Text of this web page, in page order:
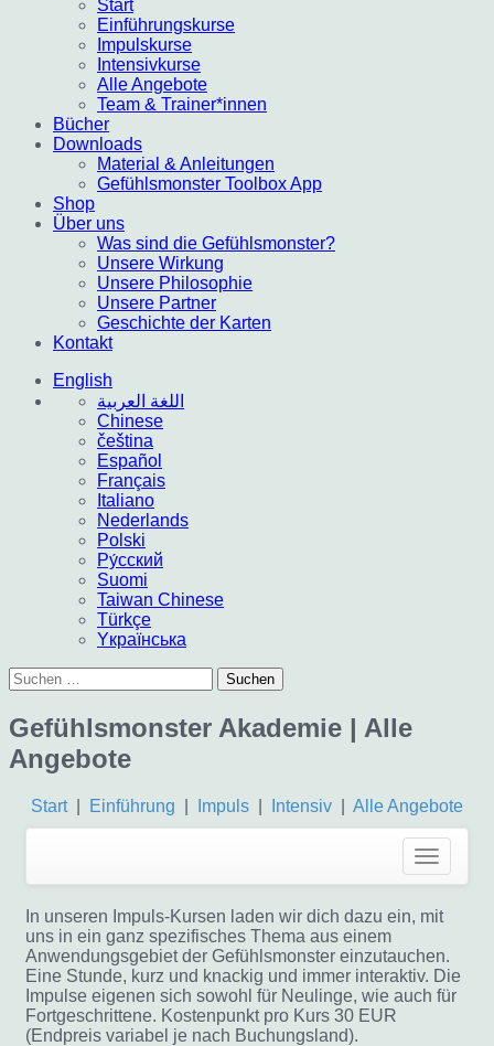
Start
Einführungskurse
Impulskurse
Intensivkurse
Alle Angebote
Team & Trainer*innen
Bücher
Downloads
Material & Anleitungen
Gefühlsmonster Toolbox App
Shop
Über uns
Was sind die Gefühlsmonster?
Unsere Wirkung
Unsere Philosophie
Unsere Partner
Geschichte der Karten
Kontakt
English
اللغة العربية
Chinese
čeština
Español
Français
Italiano
Nederlands
Polski
Pу́сский
Suomi
Taiwan Chinese
Türkçe
Yкраїнська
Suchen
nach:
Gefühlsmonster Akademie | Alle
Angebote
Start| Einführung Impuls Intensiv Alle Angebote
In unseren Impuls-Kursen laden wir dich dazu ein, mit
uns in ein ganz spezifisches Thema aus einem
Anwendungsgebiet der Gefühlsmonster einzutauchen.
Eine Stunde, kurz und knackig und immer interaktiv. Die
Impulse eigenen sich sowohl für Neulinge, wie auch für
Fortgeschrittene. Kostenpunkt pro Kurs 30 EUR
(Endpreis variabel je nach Buchungsland).